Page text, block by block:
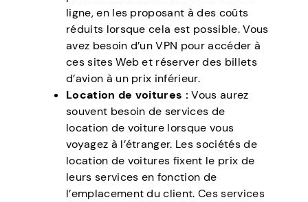
ligne, en les proposant à des coûts
réduits lorsque cela est possible. Vous
avez besoin d’un VPN pour accéder à
ces sites Web et réserver des billets
d’avion à un prix inférieur.
Location de voitures :Vous aurez
souvent besoin de services de
location de voiture lorsque vous
voyagez à l’étranger. Les sociétés de
location de voitures fixent le prix de
leurs services en fonction de
l’emplacement du client. Ces services